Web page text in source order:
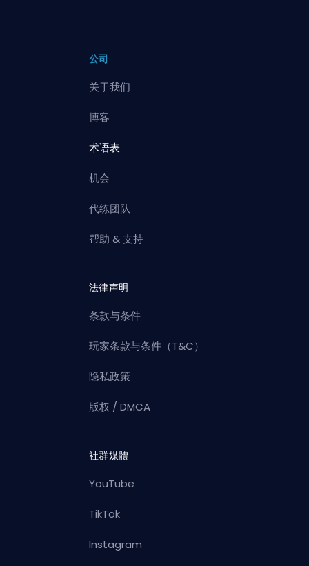
公司
关于我们
博客
术语表
机会
代练团队
帮助 & 支持
法律声明
条款与条件
玩家条款与条件（T&C）
隐私政策
版权 / DMCA
社群媒體
YouTube
TikTok
Instagram